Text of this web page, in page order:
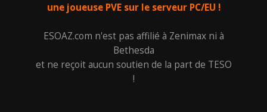
une joueuse PVE sur le serveur PC/EU !
ESOAZ.com n'est pas affilié à Zenimax ni à
Bethesda
et ne reçoit aucun soutien de la part de TESO
!